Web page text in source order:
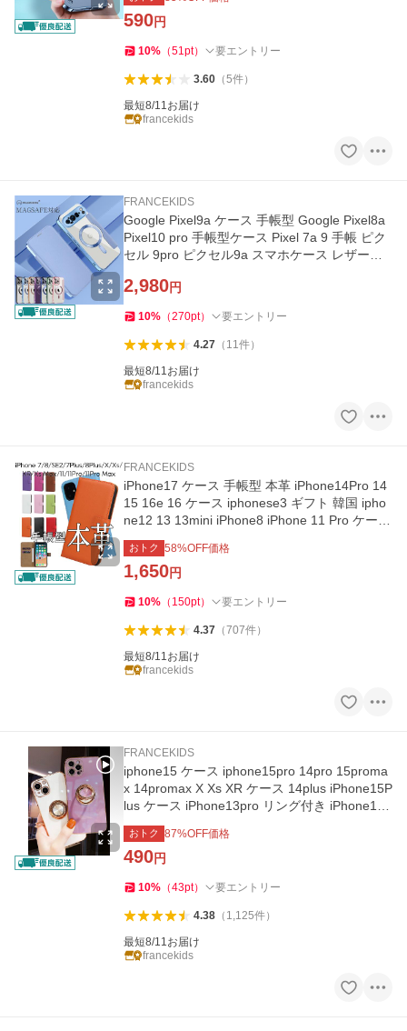
590円
10% （51pt） 要エントリー
3.60（5件）
最短8/11お届け
francekids
FRANCEKIDS
Google Pixel9a ケース 手帳型 Google Pixel8a
Pixel10 pro 手帳型ケース Pixel 7a 9 手帳 ピク
セル 9pro ピクセル9a スマホケース レザーケ
2,980円
10% （270pt） 要エントリー
4.27（ 11件）
最短8/11お届け
francekids
FRANCEKIDS
iPhone17 ケース 手帳型 本革 iPhone14Pro 14
15 16e 16 ケース iphonese3 ギフト 韓国 ipho
ne12 13 13mini iPhone8 iPhone 11 Pro ケース
XR iPhone XS Max
おトク 58%OFF価格
1,650円
10% （ 150pt） 要エントリー
4.37（707件）
最短8/11お届け
francekids
FRANCEKIDS
iphone15 ケース iphone15pro 14pro 15proma
x 14promax X Xs XR ケース 14plus iPhone15P
lus ケース iPhone13pro リング付き iPhone15p
romax 韓国
おトク 87%OFF価格
490円
10% （43pt） 要エントリー
4.38（ 1,125件）
最短8/11お届け
francekids